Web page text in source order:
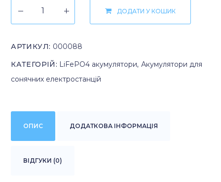
ДОДАТИ У КОШИК
АРТИКУЛ: 000088
КАТЕГОРІЙ: LiFePO4 акумулятори, Акумулятори для
сонячних електростанцій
ОПИС ДОДАТКОВА ІНФОРМАЦІЯ
ВІДГУКИ (0)